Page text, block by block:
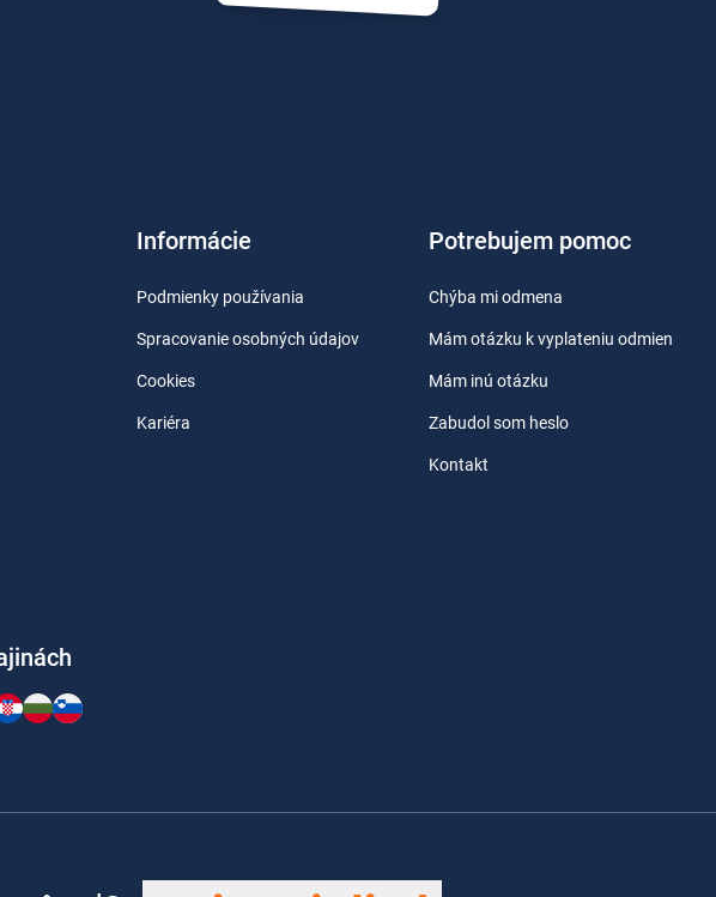
Informácie
Podmienky používania
Spracovanie osobných údajov
Cookies
Kariéra
Potrebujem pomoc
Chýba mi odmena
Mám otázku k vyplateniu odmien
Mám inú otázku
Zabudol som heslo
Kontakt